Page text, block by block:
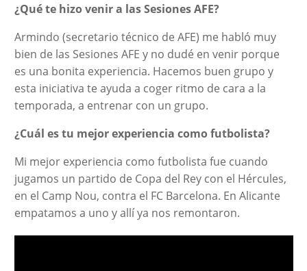
¿Qué te hizo venir a las Sesiones AFE?
Armindo (secretario técnico de AFE) me habló muy
bien de las Sesiones AFE y no dudé en venir porque
es una bonita experiencia. Hacemos buen grupo y
esta iniciativa te ayuda a coger ritmo de cara a la
temporada, a entrenar con un grupo.
¿Cuál es tu mejor experiencia como futbolista?
Mi mejor experiencia como futbolista fue cuando
jugamos un partido de Copa del Rey con el Hércules,
en el Camp Nou, contra el FC Barcelona. En Alicante
empatamos a uno y allí ya nos remontaron.